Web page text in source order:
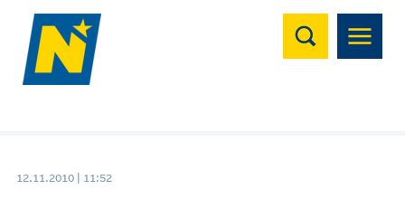
Suchen
12.11.2010 | 11:52